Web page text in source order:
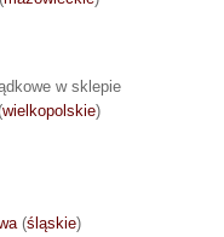
w sklepie
wielkopolskie)
(śląskie)